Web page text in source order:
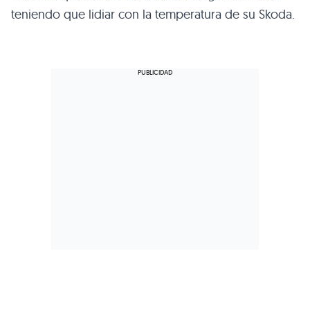
teniendo que lidiar con la temperatura de su Skoda.